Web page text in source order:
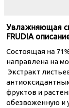
Увлажняющая
FRUDIA
Состоящая на
направлена на
Экстракт
фруктов и
обезвоженную и